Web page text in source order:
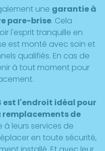
une garantie à
pare-brise. Cela
l'esprit tranquille en
est monté avec soin et
qualifiés. En cas de
à tout moment pour
est l'endroit idéal pour
de
à leurs services de
en toute sécurité,